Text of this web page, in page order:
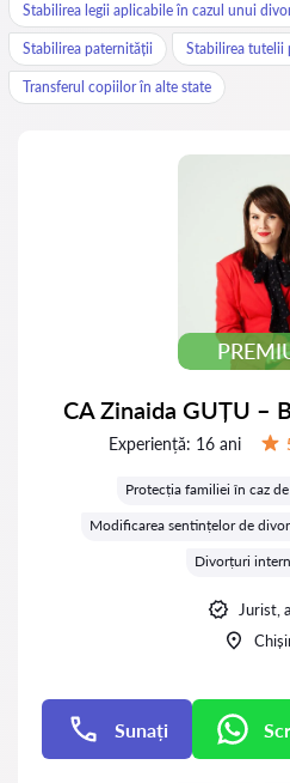
Stabilirea legii aplicabile în cazul unui
Stabilirea paternității Stabilirea tutelii
Transferul copiilor în alte state
CA Zinaida GUȚU –
Experiență: 16 ani
Protecția familiei în caz
Modificarea sentințelor de
Divorțuri
Jurist,
Sunați